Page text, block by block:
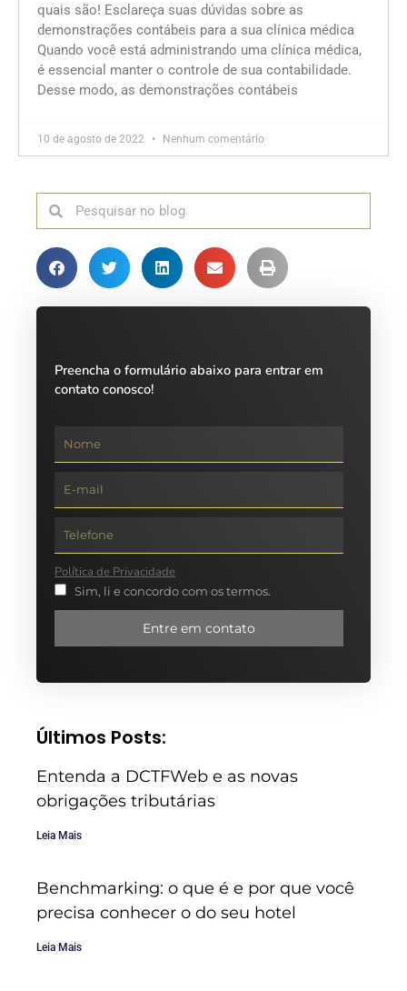
quais são! Esclareça suas dúvidas sobre as
demonstrações contábeis para a sua clínica médica
Quando você está administrando uma clínica médica,
é essencial manter o controle de sua contabilidade.
Desse modo, as demonstrações contábeis
10 de agosto de 2022 Nenhum comentário
Preencha o formulário abaixo para entrar em
contato conosco!
Política de Privacidade
Sim, li e concordo com os termos.
Entre em contato
Últimos Posts:
Entenda a DCTFWeb e as novas
obrigações tributárias
Leia Mais
Benchmarking: o que é e por que você
precisa conhecer o do seu hotel
Leia Mais